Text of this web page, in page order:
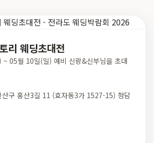
리 웨딩초대전
05월 10일(일) 예비 신랑&신부님을 초대
산구 홍산3길 11 (효자동3가 1527-15) 청담